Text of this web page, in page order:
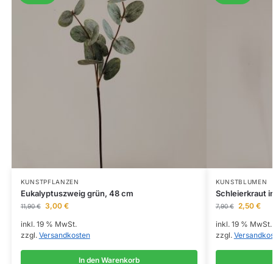
KUNSTPFLANZEN
Eukalyptuszweig grün, 48 cm
11,90€ 3,00 €
inkl. 19 % MwSt.
zzgl. Versandkosten
In den Warenkorb
KUNSTBLUMEN
Schleierkraut
7,90€ 2,50 €
inkl. 19 % MwSt.
zzgl.